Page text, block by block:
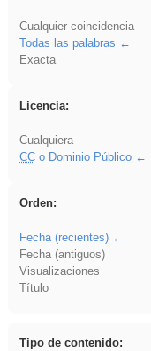
Cualquier coincidencia
Todas las palabras
Exacta
Licencia:
Cualquiera
CCo Dominio Público
Orden:
Fecha (recientes)
Fecha (antiguos)
Visualizaciones
Título
Tipo de contenido: